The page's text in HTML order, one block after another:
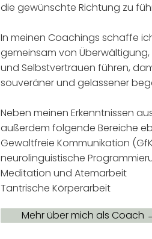
die gewünschte Richtung zu
In meinen Coachings schaffe
gemeinsam von Überwältigung,
und Selbstvertrauen führen,
souveräner und gelassener
Neben meinen Erkenntnissen
außerdem folgende Bereiche
Gewaltfreie Kommunikation
neurolinguistische
Meditation und Atemarbeit
Tantrische Körperarbeit
Mehr über mich als Coach